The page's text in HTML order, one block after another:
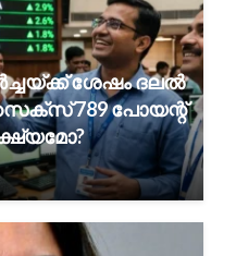
ശേഷം ദലൽ
789 പോയന്റ്